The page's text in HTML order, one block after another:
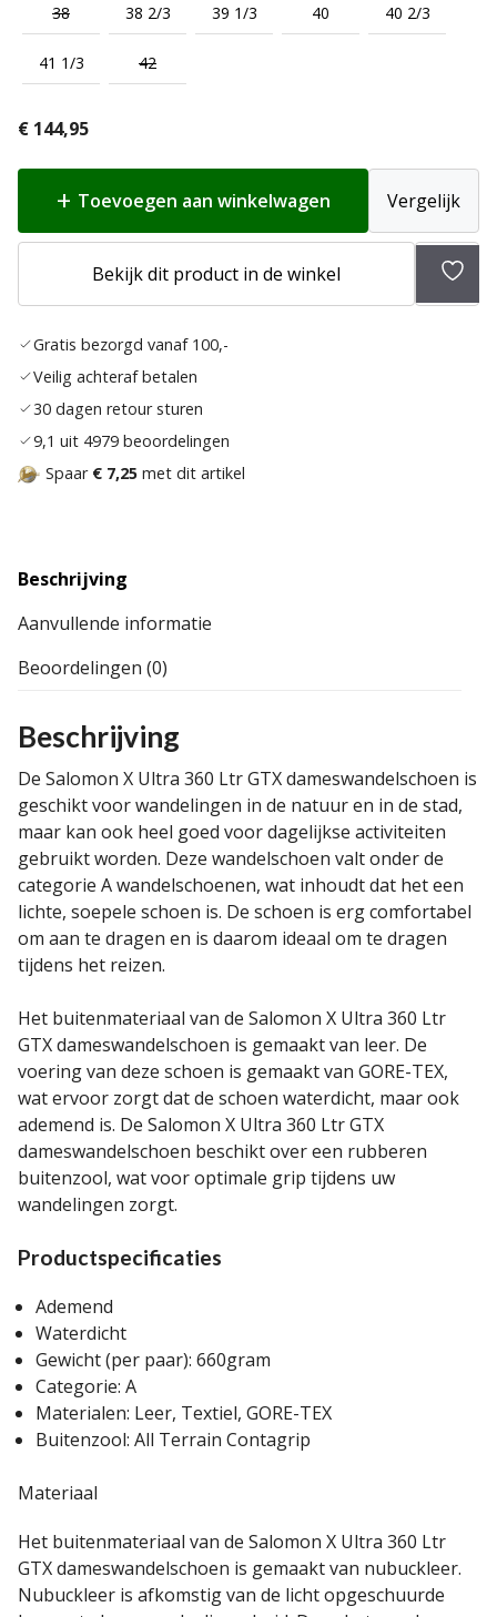
38 38 2/3 39 1/3 40 40 2/3
41 1/3 42
€ 144,95
Toevoegen aan winkelwagen Vergelijk
Bekijk dit product in de winkel
Gratis bezorgd vanaf 100,-
Veilig achteraf betalen
30 dagen retour sturen
9,1 uit 4979 beoordelingen
Spaar € 7,25 met dit artikel
Beschrijving
Aanvullende informatie
Beoordelingen (0)
Beschrijving
De Salomon X Ultra 360 Ltr GTX dameswandelschoen is
geschikt voor wandelingen in de natuur en in de stad,
maar kan ook heel goed voor dagelijkse activiteiten
gebruikt worden. Deze wandelschoen valt onder de
categorie A wandelschoenen, wat inhoudt dat het een
lichte, soepele schoen is. De schoen is erg comfortabel
om aan te dragen en is daarom ideaal om te dragen
tijdens het reizen.
Het buitenmateriaal van de Salomon X Ultra 360 Ltr
GTX dameswandelschoen is gemaakt van leer. De
voering van deze schoen is gemaakt van GORE-TEX,
wat ervoor zorgt dat de schoen waterdicht, maar ook
ademend is. De Salomon X Ultra 360 Ltr GTX
dameswandelschoen beschikt over een rubberen
buitenzool, wat voor optimale grip tijdens uw
wandelingen zorgt.
Productspecificaties
Ademend
Waterdicht
Gewicht (per paar): 660gram
Categorie: A
Materialen: Leer, Textiel, GORE-TEX
Buitenzool: All Terrain Contagrip
Materiaal
Het buitenmateriaal van de Salomon X Ultra 360 Ltr
GTX dameswandelschoen is gemaakt van nubuckleer.
Nubuckleer is afkomstig van de licht opgeschuurde